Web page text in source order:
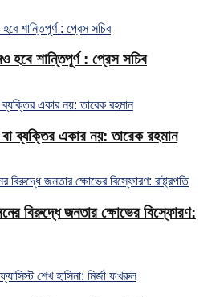
হবে শান্তিপূর্ণ : প্রেস সচিব
ব্যক্তির একার নয়: তারেক রহমান
বিরুদ্ধে জনতার ক্ষোভের বিস্ফোরণ: